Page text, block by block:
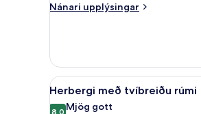
Nánari upplýsingar
Nánari
verönd
Skoða
allar
7
Herbergi með tvíbreiðu rúmi
8,0 Mjög gott